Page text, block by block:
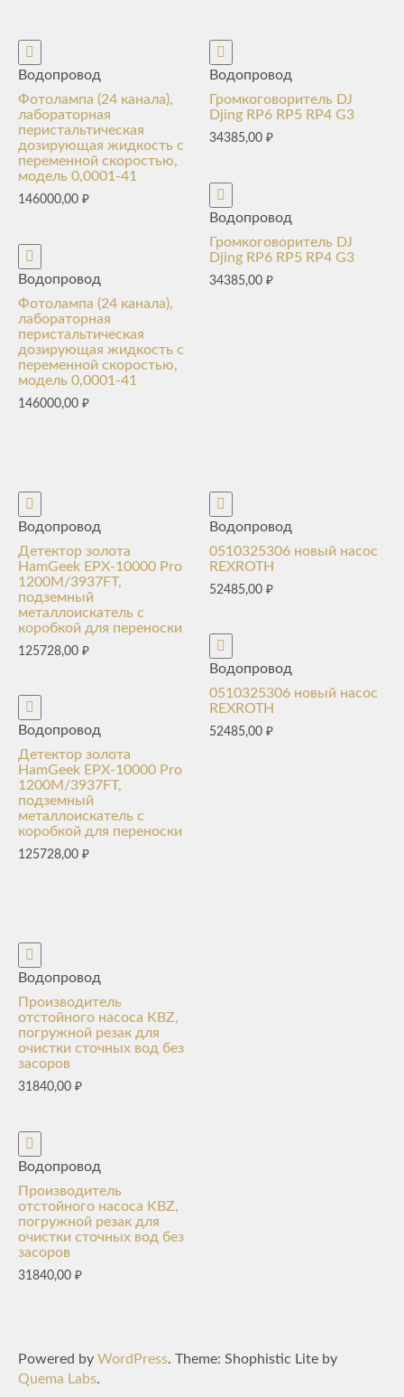
Водопровод
Фотолампа (24 канала),
лабораторная
перистальтическая
дозирующая жидкость с
переменной скоростью,
модель 0,0001-41
146000,00 ₽
Водопровод
Фотолампа (24 канала),
лабораторная
перистальтическая
дозирующая жидкость с
переменной скоростью,
модель 0,0001-41
146000,00 ₽
Водопровод
Громкоговоритель DJ
Djing RP6 RP5 RP4 G3
34385,00₽
Водопровод
Громкоговоритель DJ
Djing RP6 RP5 RP4 G3
34385,00₽
Водопровод
Детектор золота
HamGeek EPX-10000 Pro
1200M/3937FT,
подземный
металлоискатель с
коробкой для переноски
125728,00 ₽
Водопровод
Детектор золота
HamGeek EPX-10000 Pro
1200M/3937FT,
подземный
металлоискатель с
коробкой для переноски
125728,00 ₽
Водопровод
0510325306 новый насос
REXROTH
52485,00₽
Водопровод
0510325306 новый насос
REXROTH
52485,00₽
Водопровод
Производитель
отстойного насоса KBZ,
погружной резак для
очистки сточных вод без
засоров
31840,00 ₽
Водопровод
Производитель
отстойного насоса KBZ,
погружной резак для
очистки сточных вод без
засоров
31840,00 ₽
Powered by WordPress. Theme: Shophistic Lite by
Quema Labs.